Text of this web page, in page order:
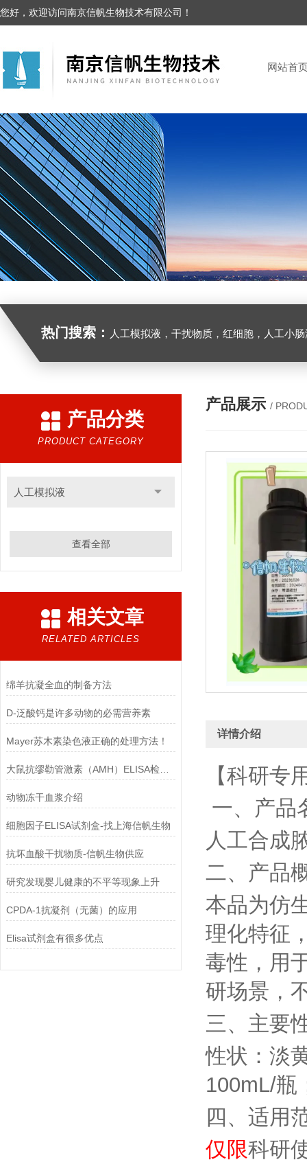
您好，欢迎访问南京信帆生物技术有限公司！
网站首
热门搜索： 人工模拟液，干扰物质，红细胞，人工小
产品分类
PRODUCT CATEGORY
人工模拟液
查看全部
相关文章
RELATED ARTICLES
绵羊抗凝全血的制备方法
D-泛酸钙是许多动物的必需营养素
Mayer苏木素染色液正确的处理方法！
动物冻干血浆介绍
细胞因子ELISA试剂盒-找上海信帆生物
抗坏血酸干扰物质-信帆生物供应
研究发现婴儿健康的不平等现象上升
CPDA-1抗凝剂（无菌）的应用
Elisa试剂盒有很多优点
产品展示 /
详情介绍
【科研专
一、产品
人工合成
二、产品
本品为仿
理化特征
毒性，用
研场景，
三、主要
性状：淡
100mL/瓶
四、适用
仅限科研